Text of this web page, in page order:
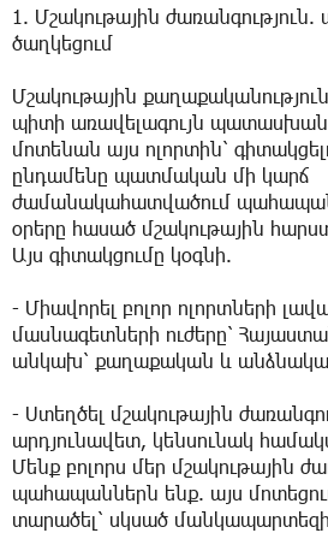
1. Մշակութային
ծաղկեցում
Մշակութային
պիտի առավելագույն
մոտենան այս ոլորտին՝
ընդամենը պատմական մի կարճ
ժամանակահատվածում
օրերը հասած մշակութային
Այս գիտակցումը կօգնի.
- Միավորել բոլոր ոլորտների
մասնագետների ուժերը՝
անկախ՝ քաղաքական և
- Ստեղծել մշակութային
արդյունավետ, կենսունակ
Մենք բոլորս մեր մշակութային
պահապաններն ենք. այս
տարածել՝ սկսած